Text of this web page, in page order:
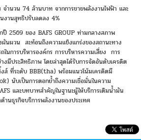
จำนวน 74 ล้านบาท จากการขายพลังงานไฟฟ้า และ
งานสุทธิปรับลดลง 4%
ปี 2569 ของ BAFS GROUP ท่ามกลางสภาพ
ผันผวน สะท้อนถึงความแข็งแกร่งของสถานะทาง
ในการบริหารองค์กร การบริหารความเสี่ยง การ
งมีประสิทธิภาพ โดยล่าสุดได้รับการจัดอันดับเครดิต
ส์ ที่ระดับ BBB(tha) พร้อมแนวโน้มเครดิตมี
นับเป็นการตอกย้ำถึงความเชื่อมั่นในความ
และบทบาทสำคัญในฐานะผู้ให้บริการเติมน้ำมัน
านธุรกิจบริการพลังงานของประเทศ